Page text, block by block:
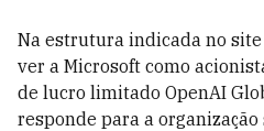
Na estrutura indicada no
ver a Microsoft como
de lucro limitado OpenAI
responde para a